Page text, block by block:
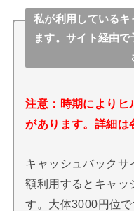
私が利用しているキ
ます。サイト経由
注意：時期によりヒ
があります。詳細は
キャッシュバックサ
額利用するとキャッ
す。大体3000円位